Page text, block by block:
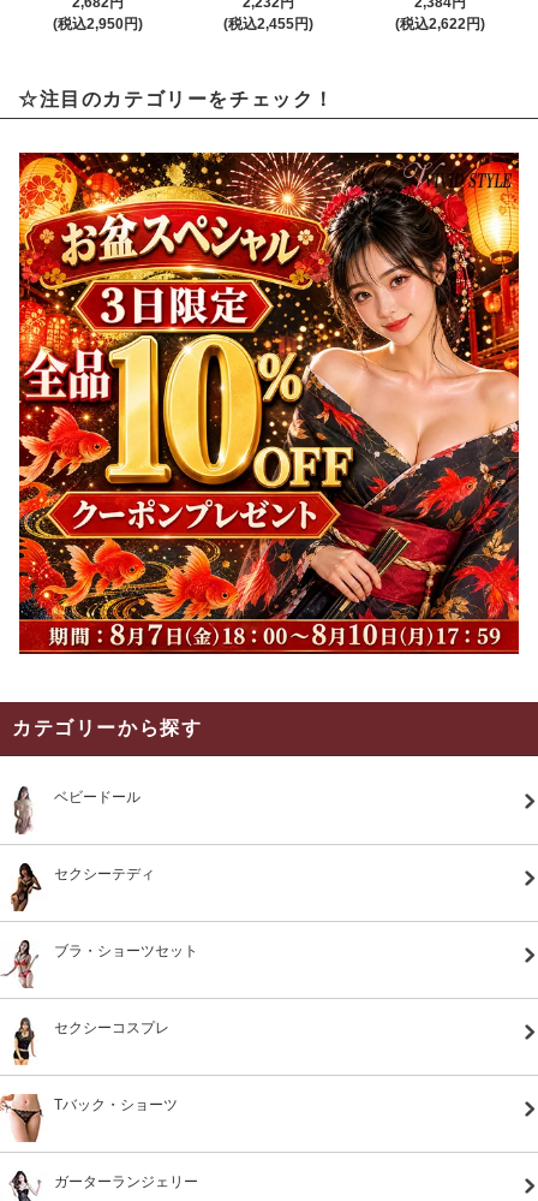
(税込2,950円)
(税込2,455円)
(税込2,622円)
☆注目のカテゴリーをチェック！
カテゴリーから探す
ベビードール
セクシーテディ
ブラ・ショーツセット
セクシーコスプレ
Tバック・ショーツ
ガーターランジェリー